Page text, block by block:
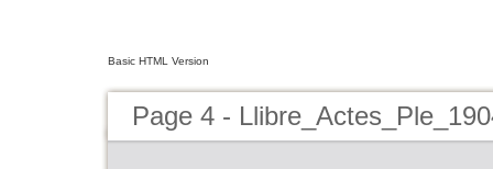
Basic HTML Version
Page 4 -